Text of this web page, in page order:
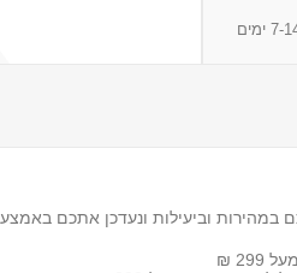
ימים
וביעילות ונעדכן אתכם
₪